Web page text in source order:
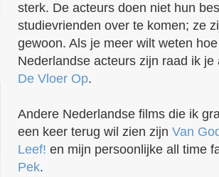
sterk. De acteurs doen niet hun
studievrienden over te komen; ze
gewoon. Als je meer wilt weten
Nederlandse acteurs zijn raad ik je
De Vloer Op.
Andere Nederlandse films die ik
een keer terug wil zien zijn Van
Leef! en mijn persoonlijke all time
Pek.